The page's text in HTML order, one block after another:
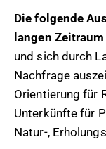
Die folgende
langen
und sich durch
Nachfrage
Orientierung für
Unterkünfte für
Natur-,